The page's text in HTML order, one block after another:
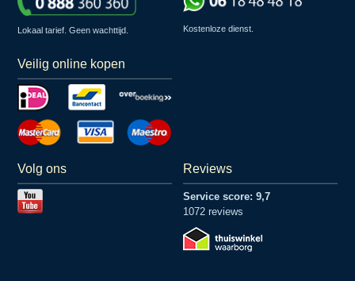
Lokaal tarief. Geen wachttijd. Kostenloze dienst.
Veilig online kopen
Volg ons Reviews
Service score: 9,7
1072 reviews